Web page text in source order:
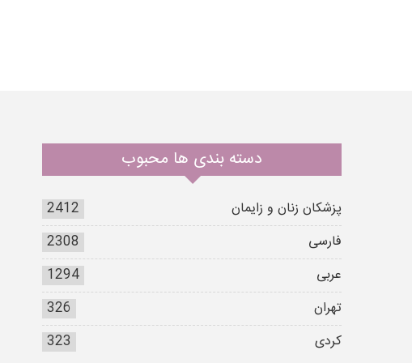
دسته بندی ها محبوب
پزشکان زنان و زایمان
2412
فارسی
2308
عربی
1294
تهران
326
کردی
323